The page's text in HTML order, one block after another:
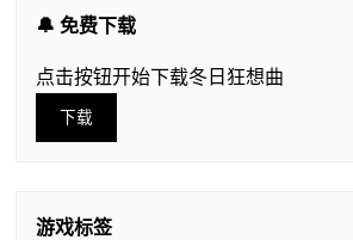
🔔 免费下载
点击按钮开始下载冬日狂想曲
下载
游戏标签